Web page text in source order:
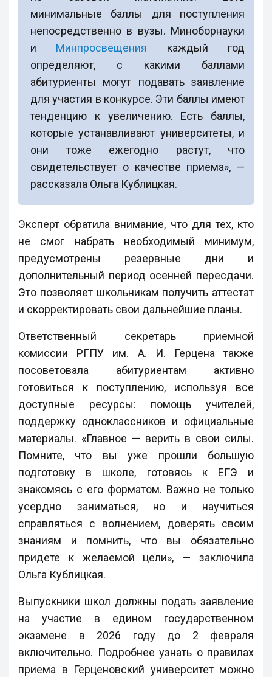
минимальные баллы для поступления
непосредственно в вузы. Миноборнауки
и Минпросвещения каждый год
определяют, с какими баллами
абитуриенты могут подавать заявление
для участия в конкурсе. Эти баллы имеют
тенденцию к увеличению. Есть баллы,
которые устанавливают университеты, и
они тоже ежегодно растут, что
свидетельствует о качестве приема», —
рассказала Ольга Кублицкая.
Эксперт обратила внимание, что для тех, кто
не смог набрать необходимый минимум,
предусмотрены резервные дни и
дополнительный период осенней пересдачи.
Это позволяет школьникам получить аттестат
и скорректировать свои дальнейшие планы.
Ответственный секретарь приемной
комиссии РГПУ им. А. И. Герцена также
посоветовала абитуриентам активно
готовиться к поступлению, используя все
доступные ресурсы: помощь учителей,
поддержку одноклассников и официальные
материалы. «Главное — верить в свои силы.
Помните, что вы уже прошли большую
подготовку в школе, готовясь к ЕГЭ и
знакомясь с его форматом. Важно не только
усердно заниматься, но и научиться
справляться с волнением, доверять своим
знаниям и помнить, что вы обязательно
придете к желаемой цели», — заключила
Ольга Кублицкая.
Выпускники школ должны подать заявление
на участие в едином государственном
экзамене в 2026 году до 2 февраля
включительно. Подробнее узнать о правилах
приема в Герценовский университет можно